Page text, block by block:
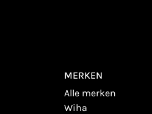
MERKEN
alle merken
wiha